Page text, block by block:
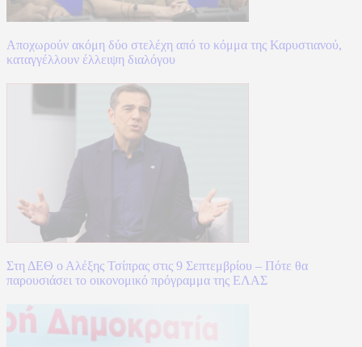
Αποχωρούν ακόμη δύο στελέχη από το κόμμα της Καρυστιανού,
καταγγέλλουν έλλειψη διαλόγου
Στη ΔΕΘ ο Αλέξης Τσίπρας στις 9 Σεπτεμβρίου – Πότε θα
παρουσιάσει το οικονομικό πρόγραμμα της ΕΛΑΣ